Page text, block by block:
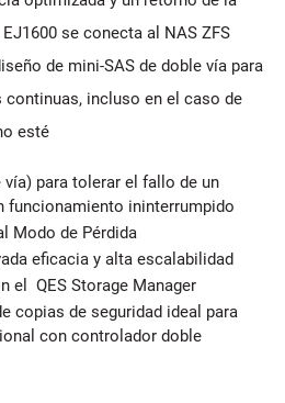
se conecta al NAS ZFS
de mini-SAS de doble vía para
incluso en el caso de
esté
vía) para tolerar el fallo de un
funcionamiento ininterrumpido
Modo de Pérdida
eficacia y alta escalabilidad
el QES Storage Manager
copias de seguridad ideal para
con controlador doble